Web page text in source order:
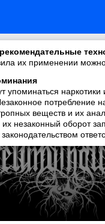
их применении
упоминаться
потребление
веществ и их
незаконный оборот